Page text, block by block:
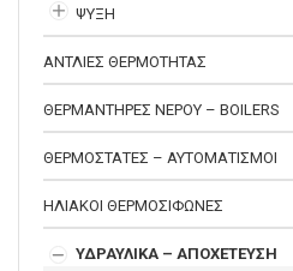
ΨΥΞΗ
ΑΝΤΛΙΕΣ ΘΕΡΜΟΤΗΤΑΣ
ΘΕΡΜΑΝΤΗΡΕΣ ΝΕΡΟΥ – BOILERS
ΘΕΡΜΟΣΤΑΤΕΣ – ΑΥΤΟΜΑΤΙΣΜΟΙ
ΗΛΙΑΚΟΙ ΘΕΡΜΟΣΙΦΩΝΕΣ
ΥΔΡΑΥΛΙΚΑ – ΑΠΟΧΕΤΕΥΣΗ